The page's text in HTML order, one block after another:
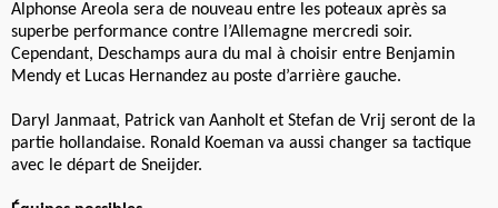
Alphonse Areola sera de nouveau entre les poteaux après sa
superbe performance contre l’Allemagne mercredi soir.
Cependant, Deschamps aura du mal à choisir entre Benjamin
Mendy et Lucas Hernandez au poste d’arrière gauche.
Daryl Janmaat, Patrick van Aanholt et Stefan de Vrij seront de la
partie hollandaise. Ronald Koeman va aussi changer sa tactique
avec le départ de Sneijder.